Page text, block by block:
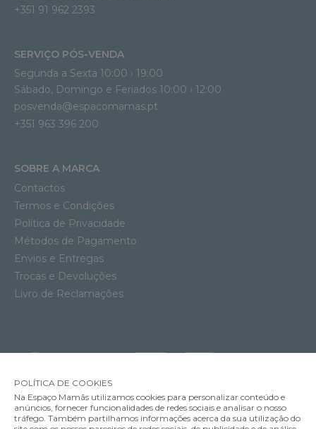
+351 91 962 2393
SERVIÇO PÓS-VENDA
Segunda a Sexta 10:00 › 19:00
Sábado, Domingo e Feriados 10:00 › 12:00
posvenda@espacomamas.pt
+351 963 396 200
SOBRE A MARCA
Contactos
Termos e Condições
Política de Privacidade
Métodos de Pagamento
Envios e Entregas
Trocas e Devoluções
Livro de Reclamações
POLÍTICA DE COOKIES
Na Espaço Mamãs utilizamos cookies para personalizar conteúdo e
anúncios, fornecer funcionalidades de redes sociais e analisar o nosso
tráfego. Também partilhamos informações acerca da sua utilização do